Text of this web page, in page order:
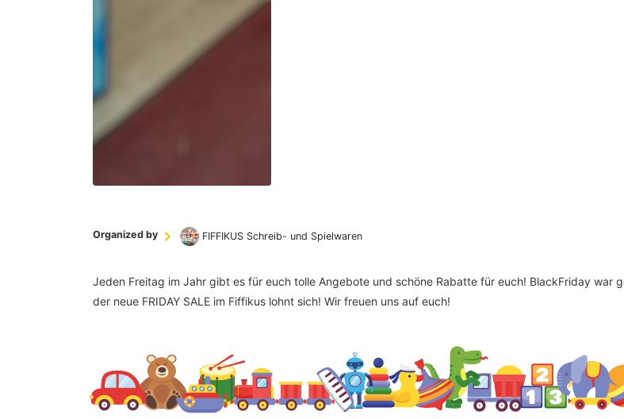
Organized by FIFFIKUS Schreib- und Spielwaren
Jeden Freitag im Jahr gibt es für euch tolle Angebote und schöne Rabatte für euch! BlackFriday war
der neue FRIDAY SALE im Fiffikus lohnt sich! Wir freuen uns auf euch!